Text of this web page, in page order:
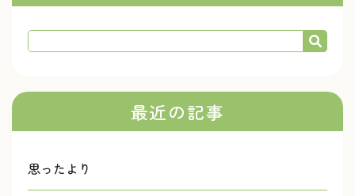
最近の記事
思ったより